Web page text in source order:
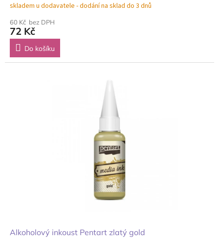
skladem u dodavatele - dodání na sklad do 3 dnů
60 Kč bez DPH
72 Kč
Do košíku
Alkoholový inkoust Pentart zlatý gold